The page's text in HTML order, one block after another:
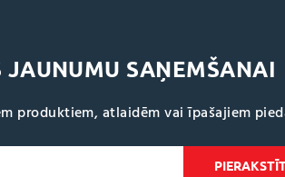
JAUNUMU SAŅEMŠANAI
produktiem, atlaidēm vai īpašajiem